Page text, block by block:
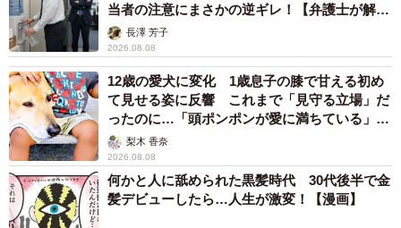
当者の注意にまさかの逆ギレ！【弁護士が解
説】長澤 芳子
2026.08.08
12歳の愛犬に変化 1歳息子の膝で甘える初め
て見せる姿に反響 これまで「見守る立場」だ
ったのに…「頭ポンポンが愛に満ちている」
「尊…」
梨木 香奈
2026.08.08
何かと人に舐められた黒髪時代 30代後半で金
髪デビューしたら…人生が激変！【漫画】